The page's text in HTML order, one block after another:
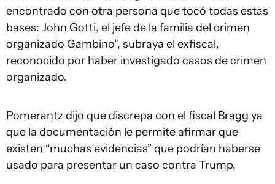
encontrado con otra persona que tocó todas estas
bases: John Gotti, el jefe de la familia del crimen
organizado Gambino", subraya el exfiscal,
reconocido por haber investigado casos de crimen
organizado.
Pomerantz dijo que discrepa con el fiscal Bragg ya
que la documentación le permite afirmar que
existen “muchas evidencias” que podrían haberse
usado para presentar un caso contra Trump.